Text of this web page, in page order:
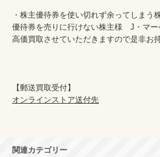
・株主優待券を使い切れず余ってしまう
優待券を売りに行けない株主様　J・マ
高価買取させていただきますので是非お
オンラインストア送付先
関連カテゴリー